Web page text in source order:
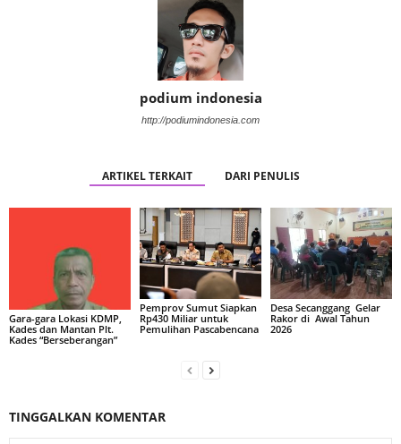
podium indonesia
http://podiumindonesia.com
ARTIKEL TERKAIT DARI PENULIS
Gara-gara Lokasi KDMP,
Kades dan Mantan Plt.
Kades “Berseberangan”
Pemprov Sumut Siapkan
Rp430 Miliar untuk
Pemulihan Pascabencana
Desa Secanggang Gelar
Rakor di Awal Tahun
2026
TINGGALKAN KOMENTAR